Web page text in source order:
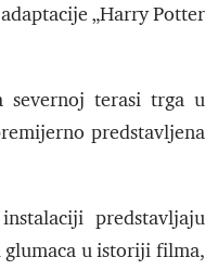
„Harry Potter
severnoj terasi trga u
predstavljena
predstavljaju
u istoriji filma,